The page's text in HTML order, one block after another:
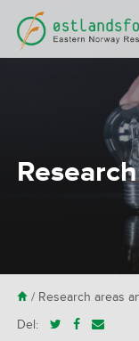
H/ Research areas
Del: